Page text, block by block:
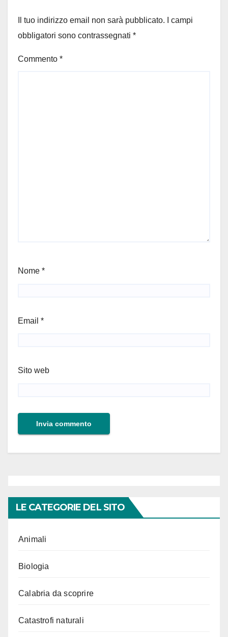
Il tuo indirizzo email non sarà pubblicato.
I campi
obbligatori sono contrassegnati *
Commento *
Nome *
Email *
Sito web
LE CATEGORIE DEL SITO
Animali
Biologia
Calabria da scoprire
Catastrofi naturali